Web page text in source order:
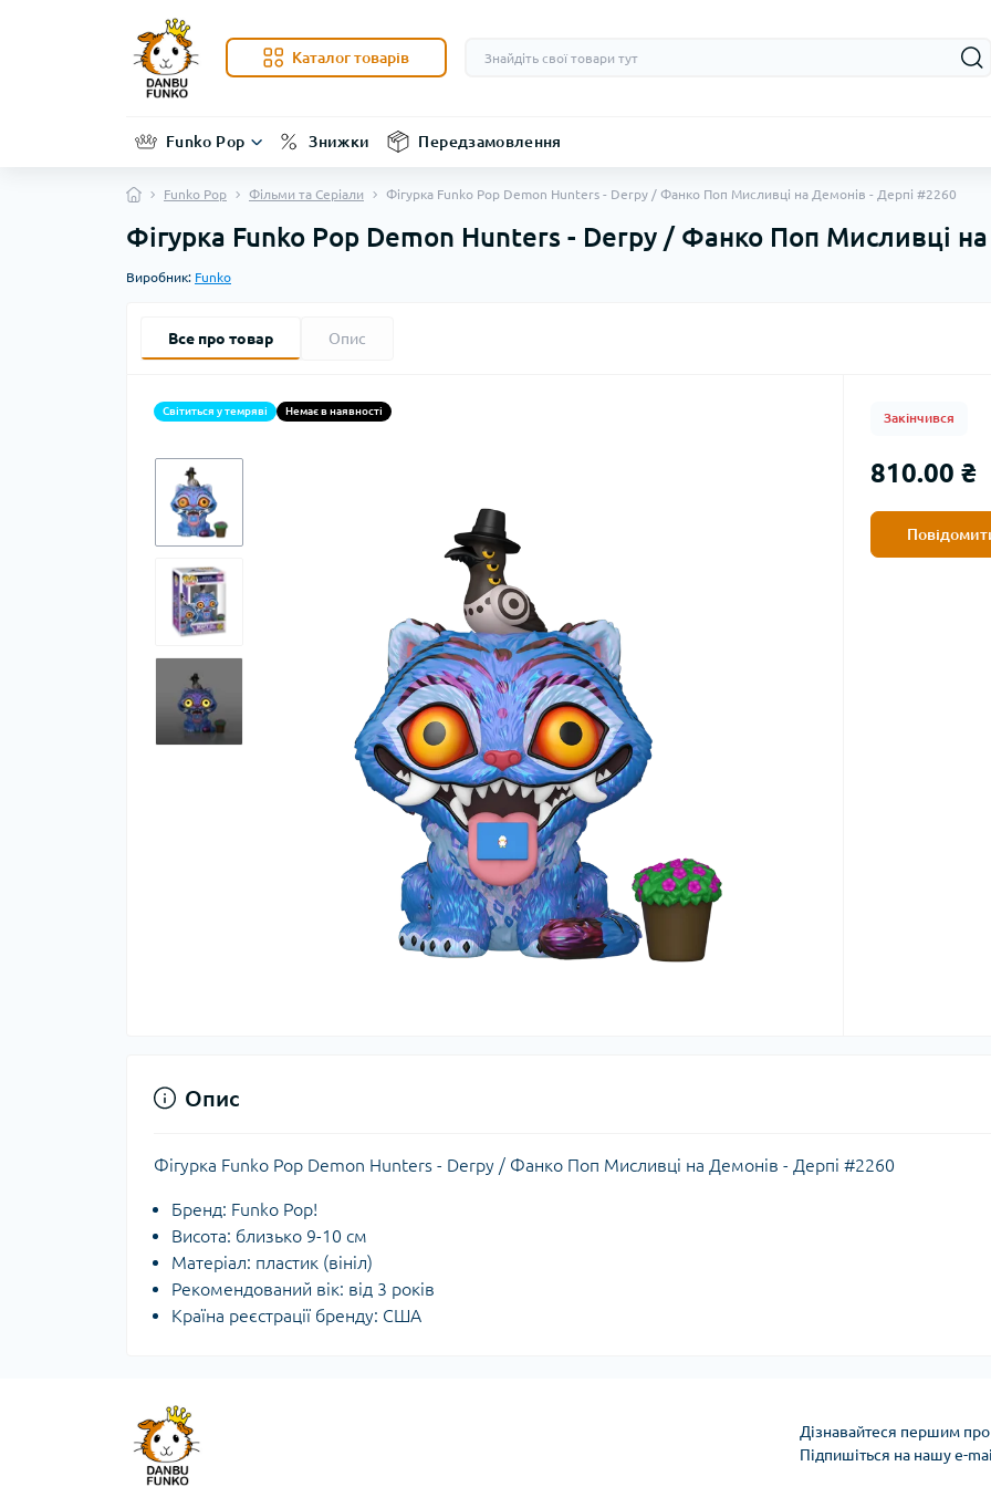
Каталог товарів
Funko Pop Знижки Передзамовлення
Funko Pop Фільми та Серіали Фігурка Funko Pop Demon Hunters - Derpy / Фанко Поп Мисливці на Демонів - Дерпі #2260
Фігурка Funko Pop Demon Hunters - Derpy / Фанко Поп Мисливці
Виробник: Funko
Все про товар Опис
Світиться у темряві Немає в наявності Закінчився
810.00 ₴
Опис
Фігурка Funko Pop Demon Hunters - Derpy / Фанко Поп Мисливці на Демонів - Дерпі #2260
Бренд: Funko Pop!
Висота: близько 9-10 см
Матеріал: пластик (вініл)
Рекомендований вік: від 3 років
Країна реєстрації бренду: США
Дізнавайтеся першим про
Підпишіться на нашу e-